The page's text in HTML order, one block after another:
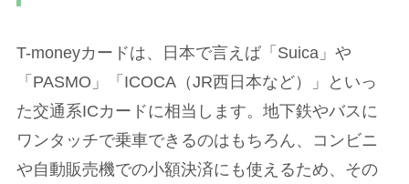
T-moneyカードは、日本で言えば「Suica」や
「PASMO」「ICOCA（JR西日本など）」といっ
た交通系ICカードに相当します。地下鉄やバスに
ワンタッチで乗車できるのはもちろん、コンビニ
や自動販売機での小額決済にも使えるため、その